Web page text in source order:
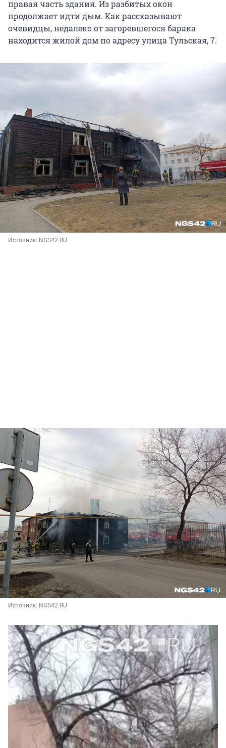
правая часть здания. Из разбитых окон
продолжает идти дым. Как рассказывают
очевидцы, недалеко от загоревшегося барака
находится жилой дом по адресу улица Тульская, 7.
Источник: NGS42.RU
Источник: NGS42.RU